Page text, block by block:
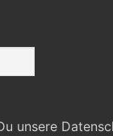
unsere